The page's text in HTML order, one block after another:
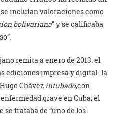
incluían valoraciones como
bolivariana” y se calificaba
remita a enero de 2013: el
ediciones impresa y digital- la
Chávezintubado,con
grave en Cuba; el
se trataba de “uno de los